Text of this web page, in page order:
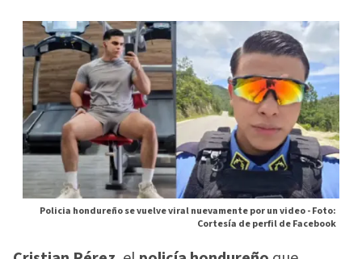
Policia hondureño se vuelve viral nuevamente por un video -Foto:
Cortesía de perfil de Facebook